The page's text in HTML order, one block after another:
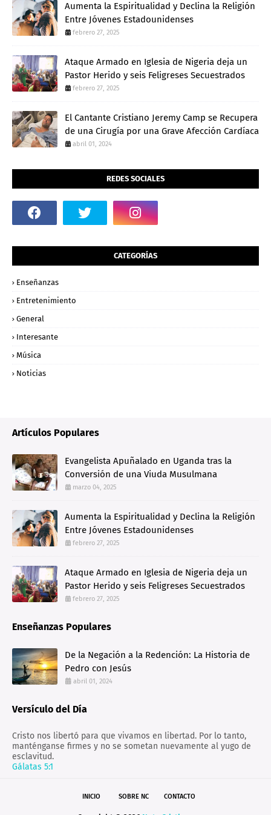
Aumenta la Espiritualidad y Declina la Religión
Entre Jóvenes Estadounidenses
febrero 27, 2025
Ataque Armado en Iglesia de Nigeria deja un
Pastor Herido y seis Feligreses Secuestrados
febrero 27, 2025
El Cantante Cristiano Jeremy Camp se Recupera
de una Cirugía por una Grave Afección Cardíaca
abril 01, 2024
REDES SOCIALES
CATEGORÍAS
Enseñanzas
Entretenimiento
General
Interesante
Música
Noticias
Artículos Populares
Evangelista Apuñalado en Uganda tras la
Conversión de una Viuda Musulmana
marzo 04, 2025
Aumenta la Espiritualidad y Declina la Religión
Entre Jóvenes Estadounidenses
febrero 27, 2025
Ataque Armado en Iglesia de Nigeria deja un
Pastor Herido y seis Feligreses Secuestrados
febrero 27, 2025
Enseñanzas Populares
De la Negación a la Redención: La Historia de
Pedro con Jesús
abril 01, 2024
Versículo del Día
Cristo nos libertó para que vivamos en libertad. Por lo tanto,
manténganse firmes y no se sometan nuevamente al yugo de
esclavitud.
Gálatas 5:1
INICIO SOBRE NC CONTACTO